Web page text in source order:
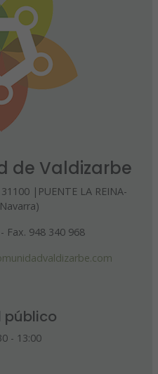
de Valdizarbe
|PUENTE LA REINA-
Fax. 948 340 968
público
- 13:00